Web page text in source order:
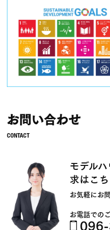
お問い合わせ
モデル
求はこ
お気軽にお
お電話での